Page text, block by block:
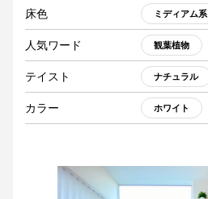
床色 ミディアム系
人気ワード 観葉植物
テイスト ナチュラル
カラー ホワイト